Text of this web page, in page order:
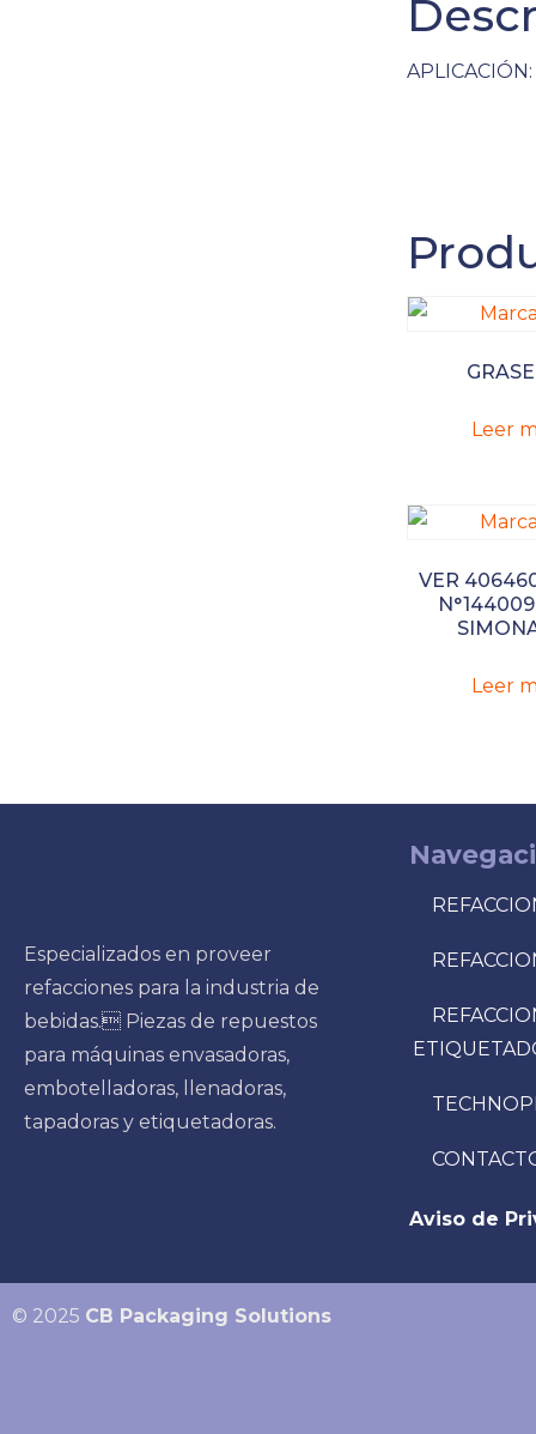
Leer
VER
Leer
Especializados en proveer
refacciones para la industria de
bebidas. Piezas de repuestos
para máquinas envasadoras,
embotelladoras, llenadoras,
tapadoras y etiquetadoras.
Aviso de
© 2025 CB Packaging Solutions